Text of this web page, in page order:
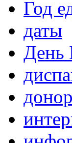
Год
даты
День